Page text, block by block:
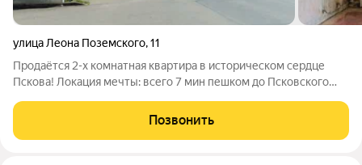
улица Леона Поземского,11
Продаётся 2-х комнатная квартира в историческом сердце
Пскова! Локация мечты: всего 7 мин пешком до Псковского
прогулок и отдыха, уютные кафе и рестораны. Удобная
транспортная развязка. Квартира
Позвонить